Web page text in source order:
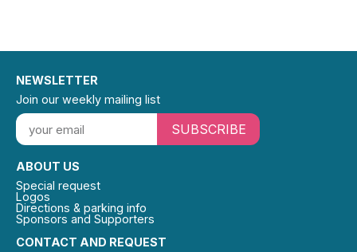
CONTACT AND REQUEST
ABOUT US
Special request
Logos
Directions & parking info
Sponsors and Supporters
NEWSLETTER
Join our weekly mailing list
SUBSCRIBE